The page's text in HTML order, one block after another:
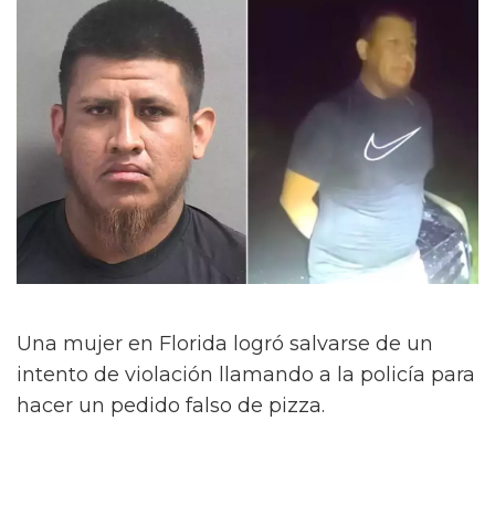
Una mujer en Florida logró salvarse de un
intento de violación llamando a la policía para
hacer un pedido falso de pizza.